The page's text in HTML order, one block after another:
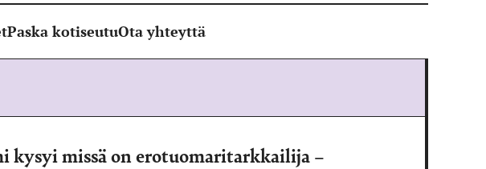
Paska kotiseutuOta yhteyttä
kysyi missä on erotuomaritarkkailija –